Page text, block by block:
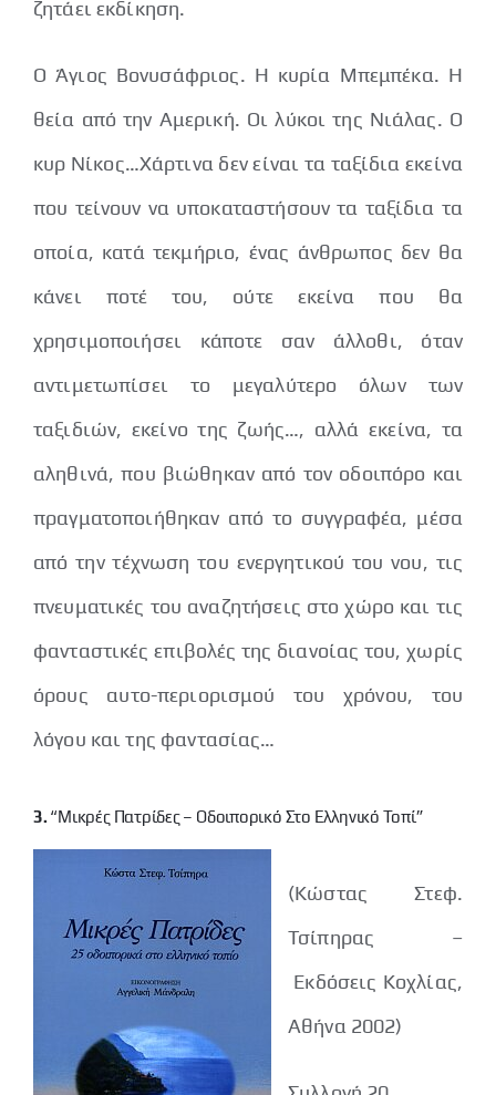
ζητάει εκδίκηση.
Ο Άγιος Βονυσάφριος. Η κυρία Μπεμπέκα. Η
θεία από την Αμερική. Οι λύκοι της Νιάλας. Ο
κυρ Νίκος…Χάρτινα δεν είναι τα ταξίδια εκείνα
που τείνουν να υποκαταστήσουν τα ταξίδια τα
οποία, κατά τεκμήριο, ένας άνθρωπος δεν θα
κάνει ποτέ του, ούτε εκείνα που θα
χρησιμοποιήσει κάποτε σαν άλλοθι, όταν
αντιμετωπίσει το μεγαλύτερο όλων των
ταξιδιών, εκείνο της ζωής…, αλλά εκείνα, τα
αληθινά, που βιώθηκαν από τον οδοιπόρο και
πραγματοποιήθηκαν από το συγγραφέα, μέσα
από την τέχνωση του ενεργητικού του νου, τις
πνευματικές του αναζητήσεις στο χώρο και τις
φανταστικές επιβολές της διανοίας του, χωρίς
όρους αυτο-περιορισμού του χρόνου, του
λόγου και της φαντασίας…
3. “Μικρές Πατρίδες – Οδοιπορικό Στο Ελληνικό Τοπί”
(Κώστας Στεφ.
Τσίπηρας –
Εκδόσεις Κοχλίας,
Αθήνα 2002)